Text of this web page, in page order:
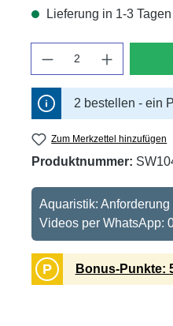
Lieferung in 1-3 Tagen
2 bestellen - ein
Zum Merkzettel hinzufügen
Produktnummer:
Aquaristik:
Videos per WhatsApp:
P Bonus-Punkte: